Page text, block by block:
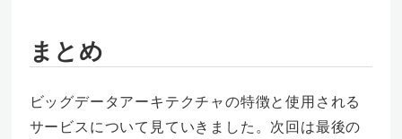
まとめ
ビッグデータアーキテクチャの特徴と使用される
サービスについて見ていきました。次回は最後の